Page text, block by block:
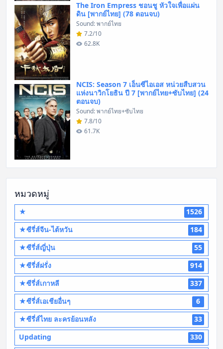
The Iron Empress ชอนชู หัวใจเพื่อแผ่น
ดิน [พากย์ไทย] (78 ตอนจบ)
Sound: พากย์ไทย
7.2/10
62.8K
NCIS: Season 7 เอ็นซีไอเอส หน่วยสืบสวน
แห่งนาวิกโยธิน ปี 7 [พากย์ไทย+ซับไทย] (24
ตอนจบ)
Sound: พากย์ไทย+ซับไทย
7.8/10
61.7K
หมวดหมู่
★
1526
★ซีรี่ส์จีน-ไต้หวัน
184
★ซีรี่ส์ญี่ปุ่น
55
★ซีรี่ส์ฝรั่ง
914
★ซีรี่ส์เกาหลี
337
★ซีรี่ส์เอเชียอื่นๆ
6
★ซีรี่ส์ไทย ละครย้อนหลัง
33
Updating
330